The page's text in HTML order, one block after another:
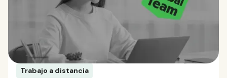
Trabajo a distancia